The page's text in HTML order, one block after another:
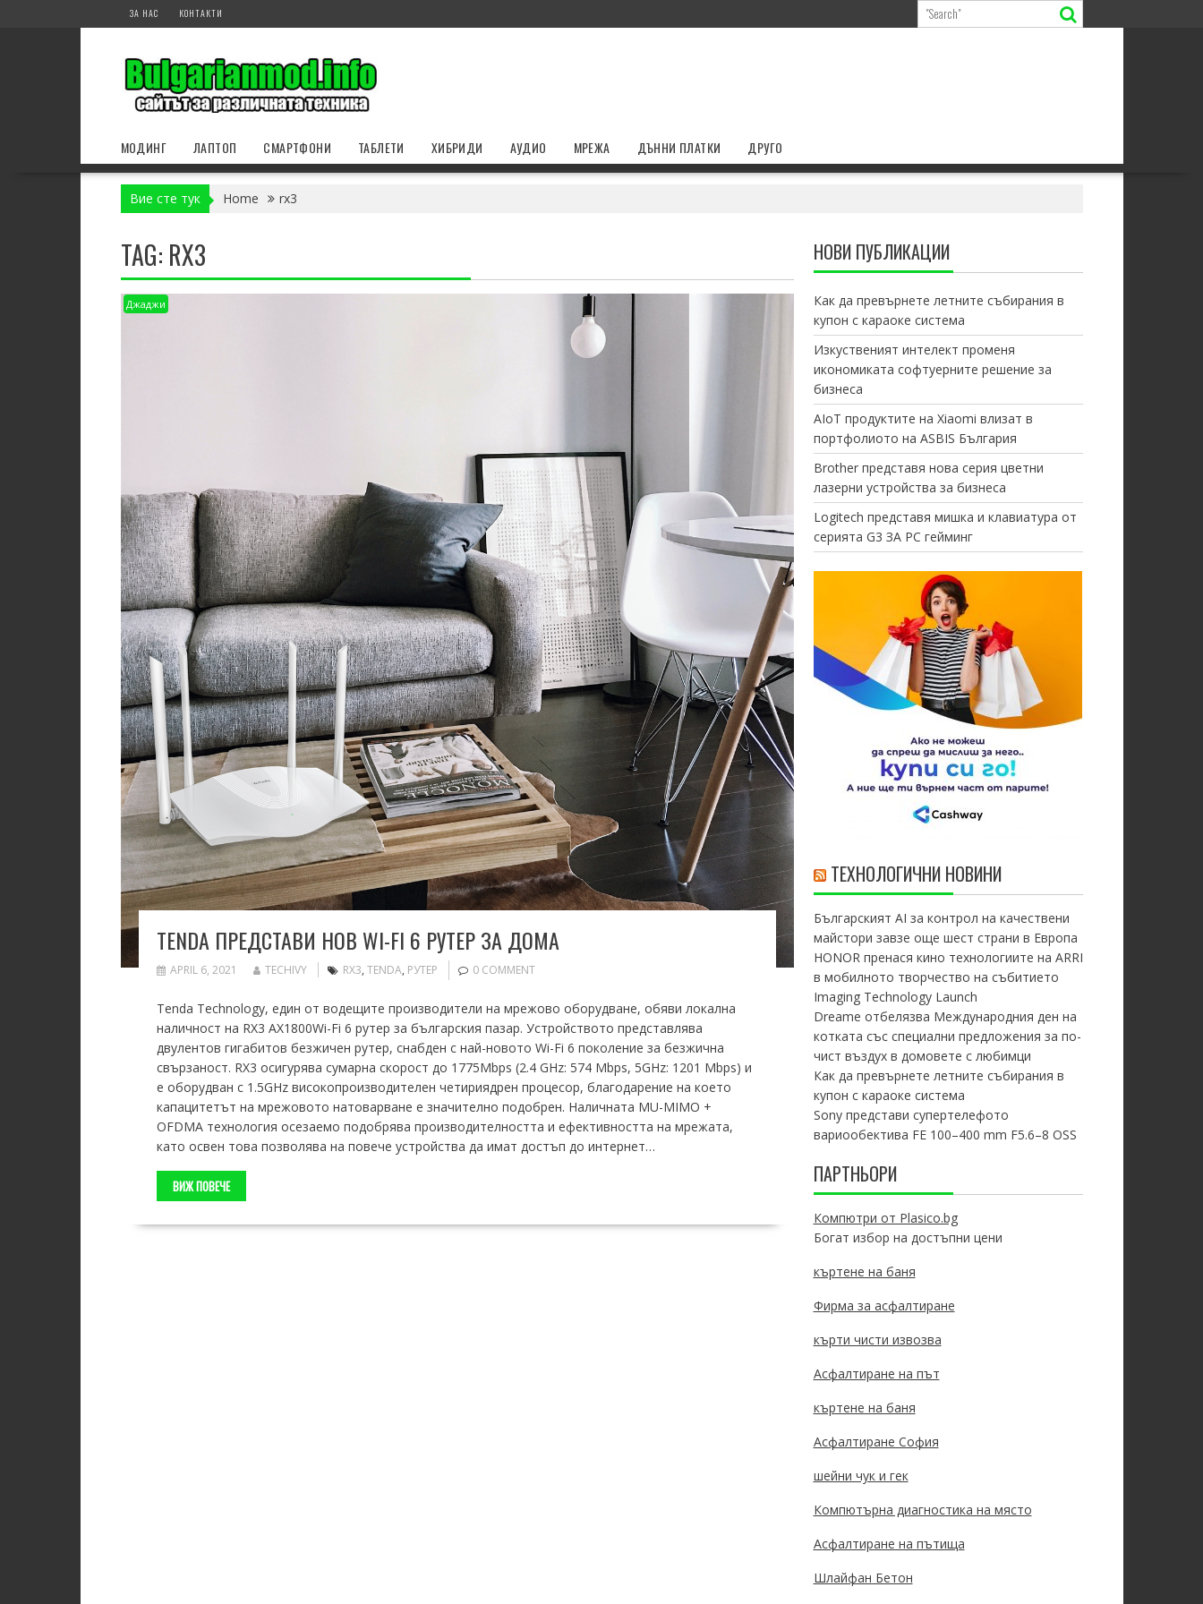
ЗА НАС КОНТАКТИ
МОДИНГ ЛАПТОП СМАРТФОНИ ТАБЛЕТИ ХИБРИДИ АУДИО МРЕЖА ДЪННИ ПЛАТКИ ДРУГО
Вие сте тук Home rx3
TAG: RX3
Джаджи
TENDA ПРЕДСТАВИ НОВ WI-FI 6 РУТЕР ЗА ДОМА
APRIL 6, 2021 TECHIVY RX3, TENDA, РУТЕР 0 COMMENT
Tenda Technology, един от водещите производители на мрежово оборудване, обяви локална
наличност на RX3 AX1800Wi-Fi 6 рутер за българския пазар. Устройството представлява
двулентов гигабитов безжичен рутер, снабден с най-новото Wi-Fi 6 поколение за безжична
свързаност. RX3 осигурява сумарна скорост до 1775Mbps (2.4 GHz: 574 Mbps, 5GHz: 1201 Mbps) и
е оборудван с 1.5GHz високопроизводителен четириядрен процесор, благодарение на което
капацитетът на мрежовото натоварване е значително подобрен. Наличната MU-MIMO +
OFDMA технология осезаемо подобрява производителността и ефективността на мрежата,
като освен това позволява на повече устройства да имат достъп до интернет…
ВИЖ ПОВЕЧЕ
НОВИ ПУБЛИКАЦИИ
Как да превърнете летните събирания в
купон с караоке система
Изкуственият интелект променя
икономиката софтуерните решение за
бизнеса
AIoT продуктите на Xiaomi влизат в
портфолиото на ASBIS България
Brother представя нова серия цветни
лазерни устройства за бизнеса
Logitech представя мишка и клавиатура от
серията G3 ЗА PC гейминг
ТЕХНОЛОГИЧНИ НОВИНИ
Българският AI за контрол на качествени
майстори завзе още шест страни в Европа
HONOR пренася кино технологиите на ARRI
в мобилното творчество на събитието
Imaging Technology Launch
Dreame отбелязва Международния ден на
котката със специални предложения за по-
чист въздух в домовете с любимци
Как да превърнете летните събирания в
купон с караоке система
Sony представи супертелефото
вариообектива FE 100–400 mm F5.6–8 OSS
ПАРТНЬОРИ
Компютри от Plasico.bg
Богат избор на достъпни цени
къртене на баня
Фирма за асфалтиране
кърти чисти извозва
Асфалтиране на път
къртене на баня
Асфалтиране София
шейни чук и гек
Компютърна диагностика на място
Асфалтиране на пътища
Шлайфан Бетон